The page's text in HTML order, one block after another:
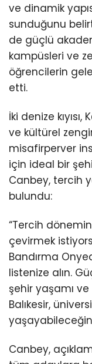
ve dinamik
sunduğunu
de güçlü
kampüsleri ve
öğrencilerin
etti.
İki denize kıyısı,
ve kültürel
misafirperver
için ideal bir
Canbey, tercih
bulundu:
“Tercih
çevirmek
Bandırma
listenize alın.
şehir yaşamı
Balıkesir,
Canbey,